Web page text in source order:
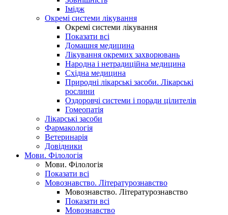
Імідж
Окремі системи лікування
Окремі системи лікування
Показати всі
Домашня медицина
Лікування окремих захворювань
Народна і нетрадиційна медицина
Східна медицина
Природні лікарські засоби. Лікарські
рослини
Оздоровчі системи і поради цілителів
Гомеопатія
Лікарські засоби
Фармакологія
Ветеринарія
Довідники
Мови. Філологія
Мови. Філологія
Показати всі
Мовознавство. Літературознавство
Мовознавство. Літературознавство
Показати всі
Мовознавство